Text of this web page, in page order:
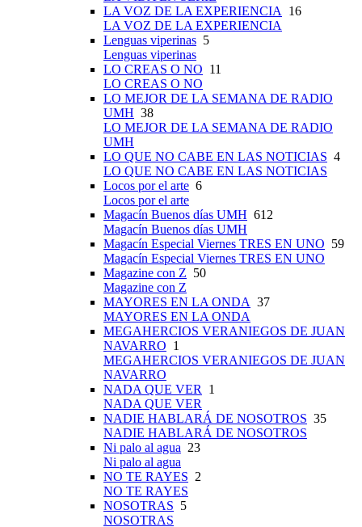
LA VOZ DE LA EXPERIENCIA 16
LA VOZ DE LA EXPERIENCIA
Lenguas viperinas 5
Lenguas viperinas
LO CREAS O NO 11
LO CREAS O NO
LO MEJOR DE LA SEMANA DE RADIO
UMH 38
LO MEJOR DE LA SEMANA DE RADIO
UMH
LO QUE NO CABE EN LAS NOTICIAS 4
LO QUE NO CABE EN LAS NOTICIAS
Locos por el arte 6
Locos por el arte
Magacín Buenos días UMH 612
Magacín Buenos días UMH
Magacín Especial Viernes TRES EN UNO 59
Magacín Especial Viernes TRES EN UNO
Magazine con Z 50
Magazine con Z
MAYORES EN LA ONDA 37
MAYORES EN LA ONDA
MEGAHERCIOS VERANIEGOS DE JUAN
NAVARRO 1
MEGAHERCIOS VERANIEGOS DE JUAN
NAVARRO
NADA QUE VER 1
NADA QUE VER
NADIE HABLARÁ DE NOSOTROS 35
NADIE HABLARÁ DE NOSOTROS
Ni palo al agua 23
Ni palo al agua
NO TE RAYES 2
NO TE RAYES
NOSOTRAS 5
NOSOTRAS